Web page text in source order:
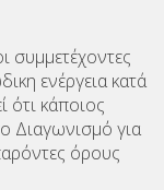
συμμετέχοντες
ενέργεια κατά
ότι κάποιος
Διαγωνισμό για
όρους